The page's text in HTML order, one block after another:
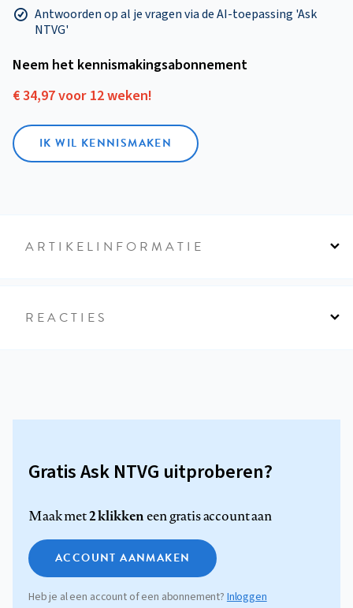
Antwoorden op al je vragen via de AI-toepassing 'Ask
NTVG'
Neem het kennismakings­abonnement
€ 34,97 voor 12 weken!
IK WIL KENNISMAKEN
ARTIKELINFORMATIE
REACTIES
Gratis Ask NTVG uitproberen?
Maak met2 klikkeneen gratis account aan
ACCOUNT AANMAKEN
Heb je al een account of een abonnement?Inloggen